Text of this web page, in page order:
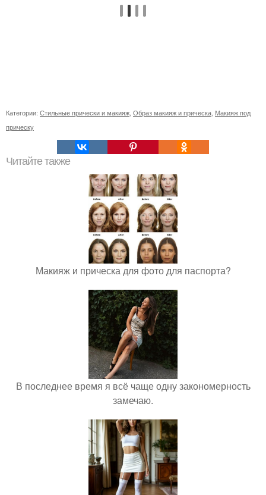
Категории: Стильные прически и макияж Образ макияж и прическа Макияж под
прическу
Читайте также
Макияж и прическа для фото для паспорта?
В последнее время я всё чаще одну закономерность
замечаю.